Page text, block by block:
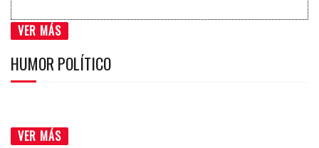
VER MÁS
HUMOR POLÍTICO
VER MÁS